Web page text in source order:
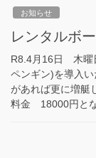
お知らせ
レンタルボ
R8.4月16日 木曜
ペンギン)を導入
があれば更に増艇
料金 18000円と